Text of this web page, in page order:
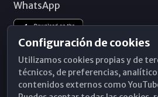
WhatsApp
Configuración de cookies
Utilizamos cookies propias y de
técnicos, de preferencias,
contenidos externos como